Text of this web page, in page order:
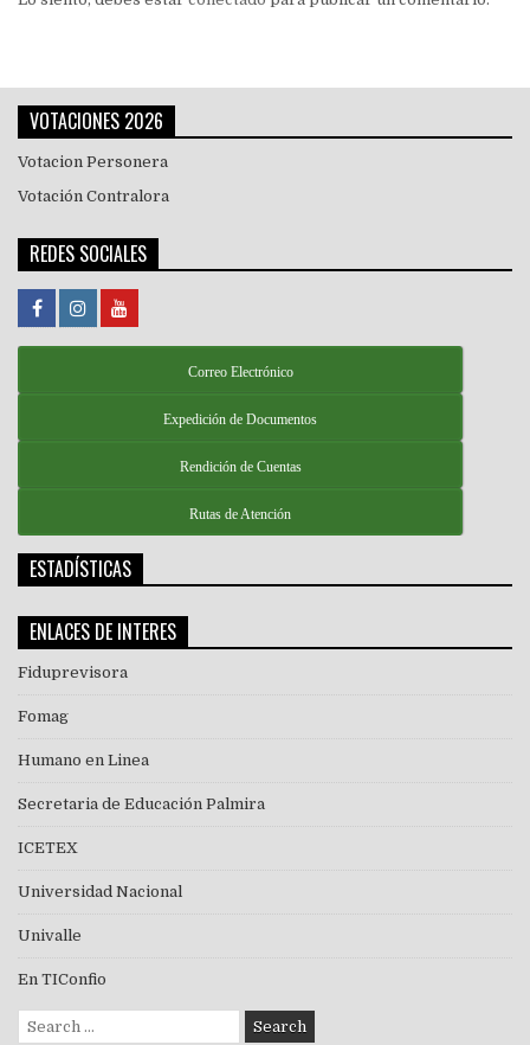
VOTACIONES 2026
Votacion Personera
Votación Contralora
REDES SOCIALES
Correo Electrónico
Expedición de Documentos
Rendición de Cuentas
Rutas de Atención
ESTADÍSTICAS
ENLACES DE INTERES
Fiduprevisora
Fomag
Humano en Linea
Secretaria de Educación Palmira
ICETEX
Universidad Nacional
Univalle
En TIConfio
Search